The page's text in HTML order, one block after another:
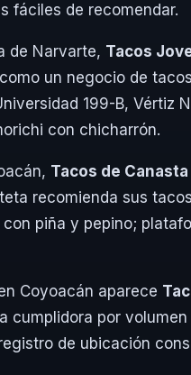
fáciles de recomendar.
de Narvarte, Tacos
un negocio de
199-B, Vértiz
con chicharrón.
Tacos de
recomienda sus
con piña y pepino;
Coyoacán aparece
cumplidora por
de ubicación